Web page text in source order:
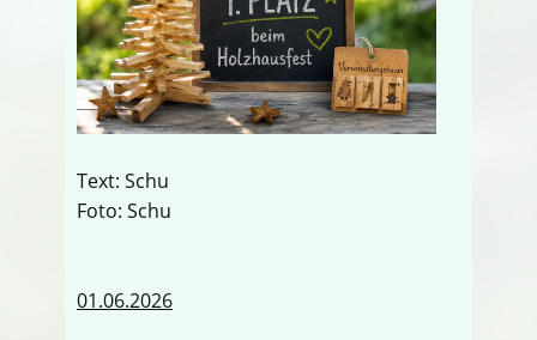
Text: Schu
Foto: Schu
01.06.2026